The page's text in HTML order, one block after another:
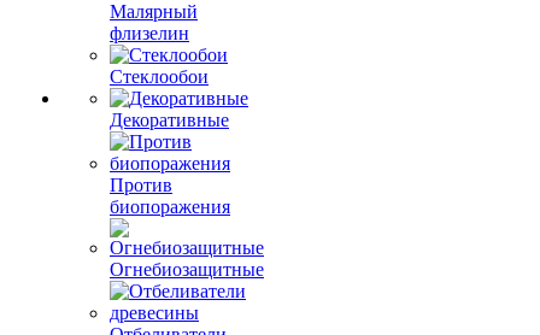
Малярный
флизелин
Стеклообои
Декоративные
Против
биопоражения
Огнебиозащитные